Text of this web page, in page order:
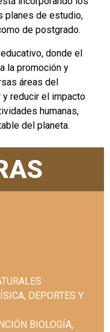
planes de estudio,
de postgrado.
donde el
la promoción y
áreas del
y reducir el impacto
humanas,
del planeta.
DEPORTES Y
BIOLOGÍA,